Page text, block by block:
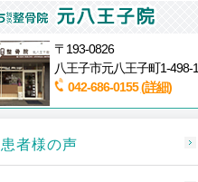
〒193-0826
八王子市元八王子町1-498-1
042-686-0155 (詳細)
患者様の声